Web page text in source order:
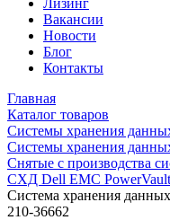
Вакансии
Новости
Блог
Контакты
Главная
Каталог товаров
Системы хранения
Системы хранения
Снятые с производства
СХД Dell EMC
Система хранения
210-36662